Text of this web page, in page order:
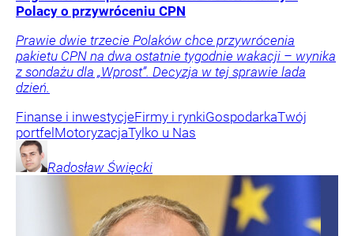
Polacy o przywróceniu CPN
Prawie dwie trzecie Polaków chce przywrócenia
pakietu CPN na dwa ostatnie tygodnie wakacji – wynika
z sondażu dla „Wprost”. Decyzja w tej sprawie lada
dzień.
Finanse i inwestycjeFirmy i rynkiGospodarkaTwój
portfel MotoryzacjaTylko u Nas
Radosław Święcki